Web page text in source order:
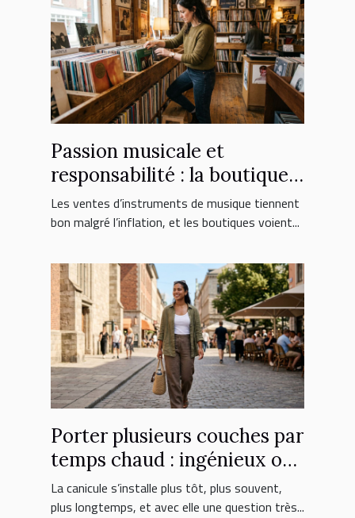
Passion musicale et
responsabilité : la boutique
face aux nouveaux
consommateurs
Les ventes d’instruments de musique tiennent
bon malgré l’inflation, et les boutiques voient...
Porter plusieurs couches par
temps chaud : ingénieux ou
erreur fatale ?
La canicule s’installe plus tôt, plus souvent,
plus longtemps, et avec elle une question très...